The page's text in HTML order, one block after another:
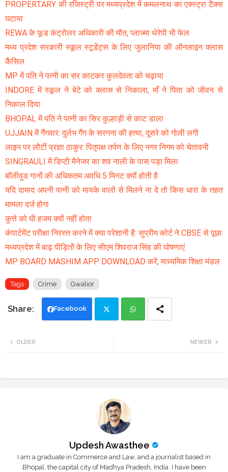
PROPERTARY की रजिस्ट्री पर मध्यप्रदेश में कमलनाथ का एक्स्ट्रा टैक्स
घटाया
REWA के फूड कंट्रोलर अधिकारी की मौत, प्लाज्मा थेरेपी भी फेल
मध्य प्रदेश सरकारी स्कूल स्टूडेंट्स के लिए जुलानिया की ऑनलाइन क्लास
कैंसिल
MP में पति ने पत्नी का सर काटकर कुलदेवता को चढ़ाया
INDORE में स्कूल ने बेटे को क्लास से निकाला, माँ ने पिता को जीवन से
निकाल दिया
BHOPAL में पति ने पत्नी का सिर कुल्हाड़ी से काट डाला
UJJAIN में गैंगवार: दुर्लभ गैंग के सरगना की हत्या, दूसरे को गोली लगी
लाइन पर लौटीं प्रज्ञा ठाकुर: पितृपक्ष तर्पण के लिए नगर निगम को चेतावनी
SINGRAULI में डिप्टी मैनेजर का शव नाली के पास पड़ा मिला
बॉलीवुड गानों की अधिकतम अवधि 5 मिनट क्यों होती है
यदि दामाद अपनी पत्नी को मायके वालों से मिलने ना दे तो किस धारा के तहत
मामला दर्ज होगा
कुत्ते को घी हजम क्यों नहीं होता
कंपार्टमेंट परीक्षा निरस्त करने में क्या परेशानी है: सुप्रीम कोर्ट ने CBSE से पूछा
मध्यप्रदेश में बाढ़ पीड़ितों के लिए सीएम शिवराज सिंह की घोषणाएं
MP BOARD MASHIM APP DOWNLOAD करें, माध्यमिक शिक्षा मंडल
Tags Crime Gwalior
Facebook
NEWER
OLDER
Updesh Awasthee
I am a graduate in Commerce and Law, and a journalist based in
Bhopal, the capital city of Madhya Pradesh, India. I have been